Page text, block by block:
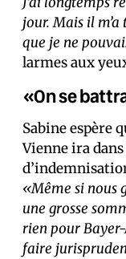
jour. Mais il
que je ne
larmes aux
«On se
Sabine espère
Vienne ira dans
«Même si nous
une grosse
rien pour
faire